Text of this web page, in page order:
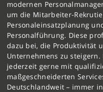
modernen
um die Mitarbeiter-
Personaleinsatzplanung
Personalführung. Diese
dazu bei, die Produktivität
Unternehmens zu steigern.
jederzeit gerne mit
maßgeschneiderten
Deutschlandweit – immer